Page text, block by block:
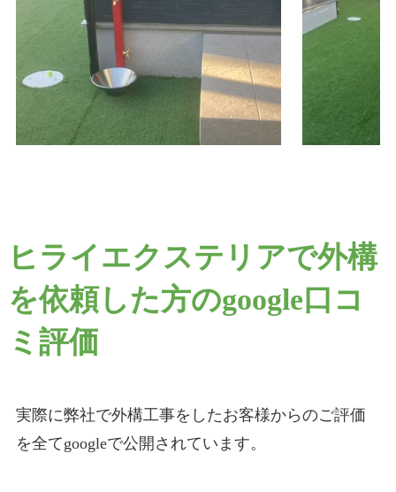
ヒライエクステリアで外構
を依頼した方のgoogle口コ
ミ評価
実際に弊社で外構工事をしたお客様からのご評価
を全てgoogleで公開されています。